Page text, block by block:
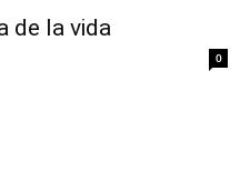
de la vida
0